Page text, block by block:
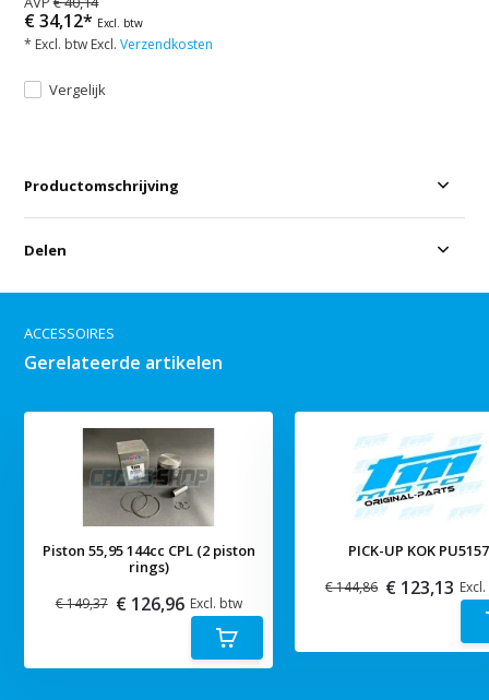
€ 34,12* Excl. btw
* Excl. btw Excl.Verzendkosten
Vergelijk
Productomschrijving
Delen
ACCESSOIRES
Gerelateerde artikelen
Piston 55,95 144cc CPL (2 piston
rings)
€ 149,37 € 126,96 Excl. btw
PICK-UP KOK PU5157
€ 144,86 € 123,13